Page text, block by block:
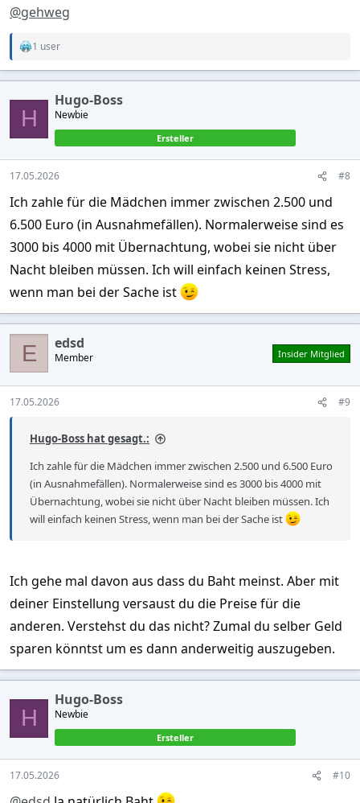
@gehweg
R
a
t
o
n
1 user
H
Hugo-Boss
Newbie
Ersteller
17.05.2026 #8
Ich zahle für die Mädchen immer zwischen 2.500 und
6.500 Euro (in Ausnahmefällen). Normalerweise sind es
3000 bis 4000 mit Übernachtung, wobei sie nicht über
Nacht bleiben müssen. Ich will einfach keinen Stress,
wenn man bei der Sache ist
E edsd
Member Insider Mitglied
17.05.2026 #9
Hugo-Boss hat gesagt.:
Ich zahle für die Mädchen immer zwischen 2.500 und 6.500 Euro
(in Ausnahmefällen). Normalerweise sind es 3000 bis 4000 mit
Übernachtung, wobei sie nicht über Nacht bleiben müssen. Ich
will einfach keinen Stress, wenn man bei der Sache ist
Ich gehe mal davon aus dass du Baht meinst. Aber mit
deiner Einstellung versaust du die Preise für die
anderen. Verstehst du das nicht? Zumal du selber Geld
sparen könntst um es dann anderweitig auszugeben.
H
Hugo-Boss
Newbie
Ersteller
17.05.2026 #10